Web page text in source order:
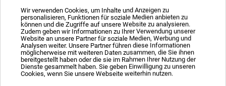
Wir verwenden Cookies, um Inhalte und Anzeigen zu
personalisieren, Funktionen für soziale Medien anbieten zu
können und die Zugriffe auf unsere Website zu analysieren.
Zudem geben wir Informationen zu Ihrer Verwendung unserer
Website an unsere Partner für soziale Medien, Werbung und
Analysen weiter. Unsere Partner führen diese Informationen
möglicherweise mit weiteren Daten zusammen, die Sie ihnen
bereitgestellt haben oder die sie im Rahmen Ihrer Nutzung der
Dienste gesammelt haben. Sie geben Einwilligung zu unseren
Cookies, wenn Sie unsere Webseite weiterhin nutzen.
Schreiben Sie die erste Bewertung zu diesem Produkt
JETZT PRODUKT BEWERTEN